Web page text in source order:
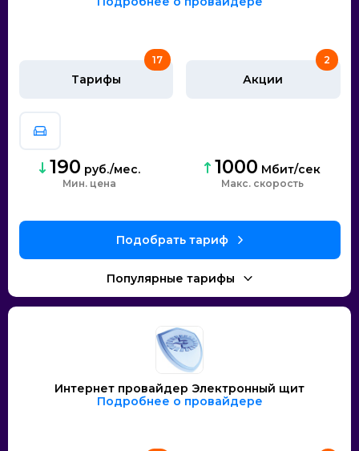
Тарифы
17
Акции
2
190 руб./мес.
Мин. цена
1000 Мбит/сек
скорость
Интернет провайдер Электронный щит
Подробнее о провайдере